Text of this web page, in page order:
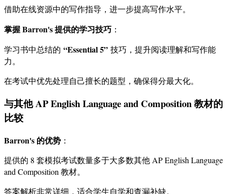
借助在线资源中的写作指导，进一步提高写作水平。
掌握 Barron's 提供的学习技巧 ：
学习书中总结的 “Essential 5” 技巧，提升阅读理解和写作能
力。
在考试中优先处理自己擅长的题型，确保得分最大化。
与其他 AP English Language and Composition 教材的
比较
Barron's 的优势 ：
提供的 8 套模拟考试数量多于大多数其他 AP English Language
and Composition 教材。
答案解析非常详细，适合学生自学和查漏补缺。